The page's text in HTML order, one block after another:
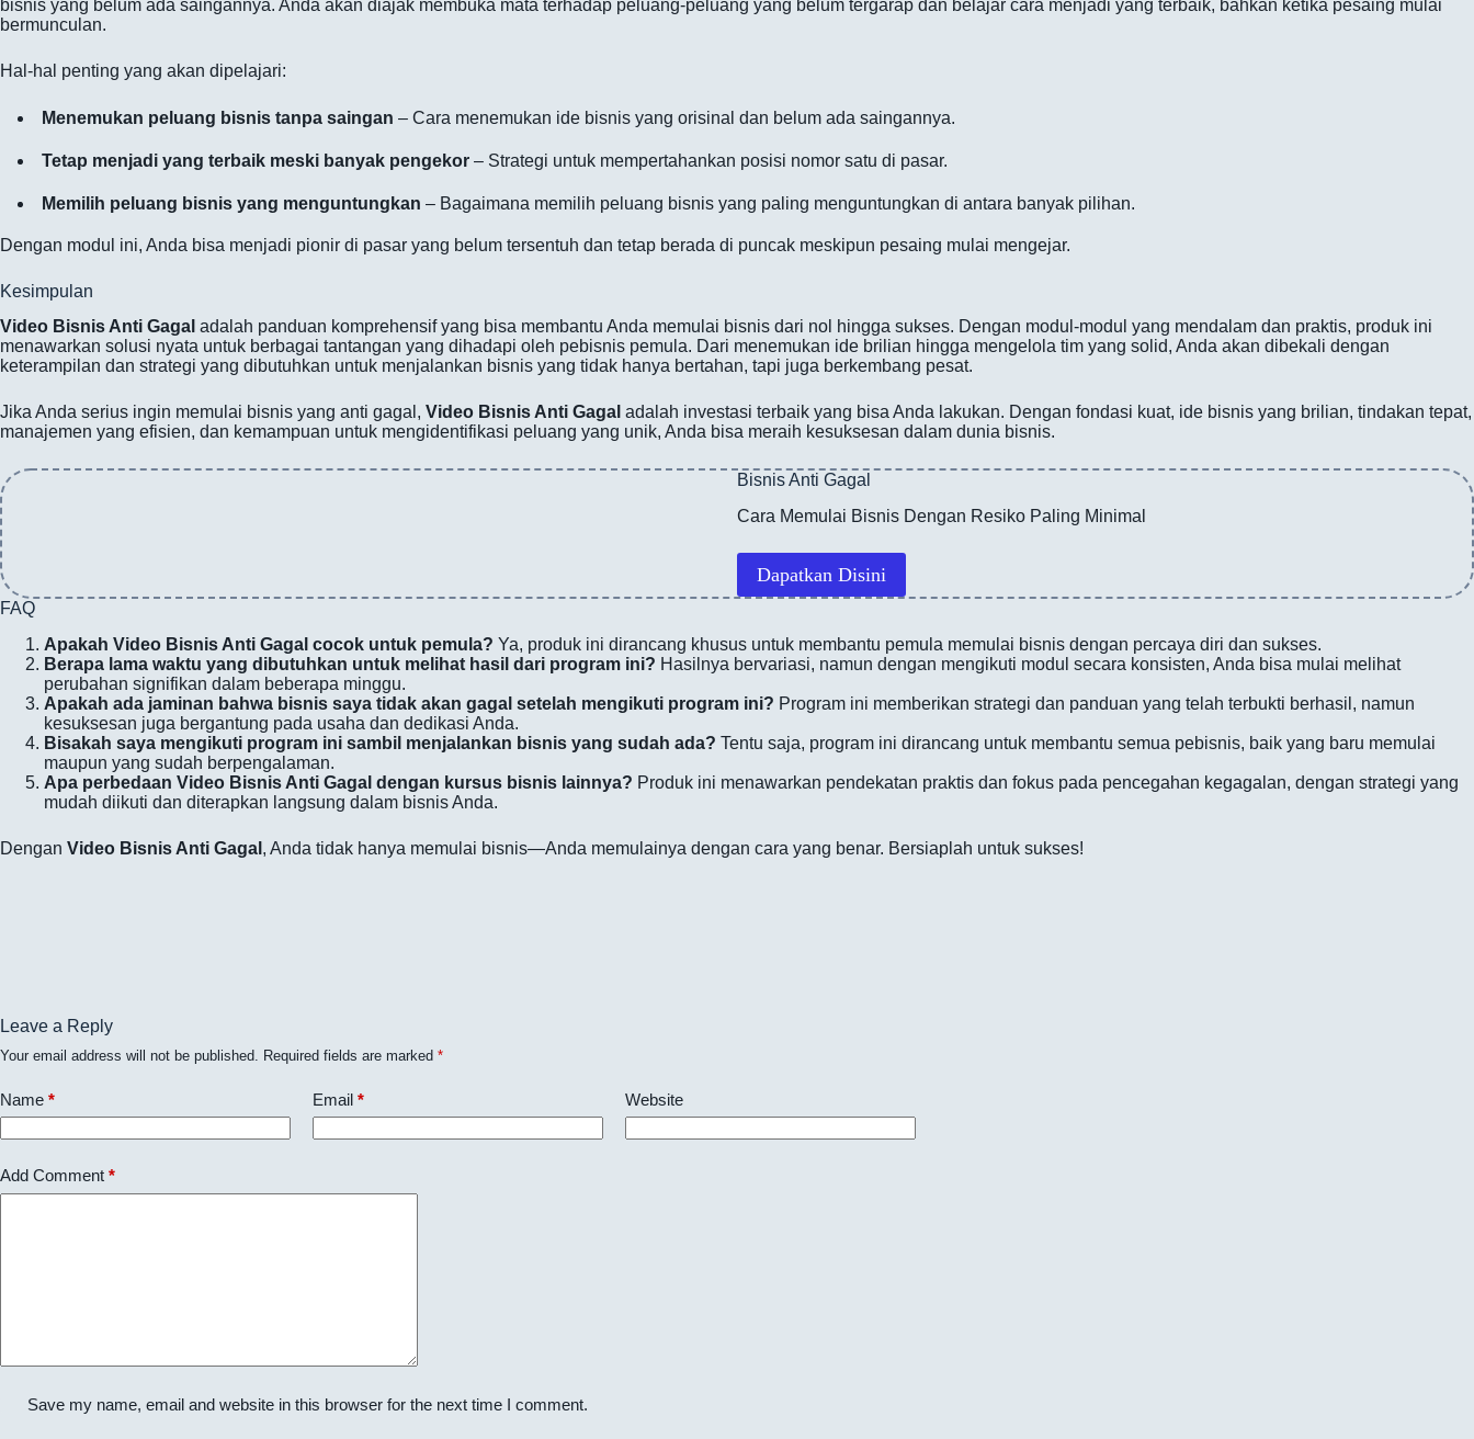
bisnis yang belum ada saingannya. Anda akan diajak membuka mata terhadap peluang-peluang yang belum tergarap dan belajar cara menjadi yang terbaik, bahkan ketika pesaing mulai
bermunculan.
Hal-hal penting yang akan dipelajari:
Menemukan peluang bisnis tanpa saingan – Cara menemukan ide bisnis yang orisinal dan belum ada saingannya.
Tetap menjadi yang terbaik meski banyak pengekor – Strategi untuk mempertahankan posisi nomor satu di pasar.
Memilih peluang bisnis yang menguntungkan – Bagaimana memilih peluang bisnis yang paling menguntungkan di antara banyak pilihan.
Dengan modul ini, Anda bisa menjadi pionir di pasar yang belum tersentuh dan tetap berada di puncak meskipun pesaing mulai mengejar.
Kesimpulan
Video Bisnis Anti Gagal adalah panduan komprehensif yang bisa membantu Anda memulai bisnis dari nol hingga sukses. Dengan modul-modul yang mendalam dan praktis, produk ini
menawarkan solusi nyata untuk berbagai tantangan yang dihadapi oleh pebisnis pemula. Dari menemukan ide brilian hingga mengelola tim yang solid, Anda akan dibekali dengan
keterampilan dan strategi yang dibutuhkan untuk menjalankan bisnis yang tidak hanya bertahan, tapi juga berkembang pesat.
Jika Anda serius ingin memulai bisnis yang anti gagal, Video Bisnis Anti Gagal adalah investasi terbaik yang bisa Anda lakukan. Dengan fondasi kuat, ide bisnis yang brilian, tindakan tepat,
manajemen yang efisien, dan kemampuan untuk mengidentifikasi peluang yang unik, Anda bisa meraih kesuksesan dalam dunia bisnis.
Bisnis Anti Gagal
Cara Memulai Bisnis Dengan Resiko Paling Minimal
Dapatkan Disini
FAQ
Apakah Video Bisnis Anti Gagal cocok untuk pemula? Ya, produk ini dirancang khusus untuk membantu pemula memulai bisnis dengan percaya diri dan sukses.
Berapa lama waktu yang dibutuhkan untuk melihat hasil dari program ini? Hasilnya bervariasi, namun dengan mengikuti modul secara konsisten, Anda bisa mulai melihat
perubahan signifikan dalam beberapa minggu.
Apakah ada jaminan bahwa bisnis saya tidak akan gagal setelah mengikuti program ini? Program ini memberikan strategi dan panduan yang telah terbukti berhasil, namun
kesuksesan juga bergantung pada usaha dan dedikasi Anda.
Bisakah saya mengikuti program ini sambil menjalankan bisnis yang sudah ada? Tentu saja, program ini dirancang untuk membantu semua pebisnis, baik yang baru memulai
maupun yang sudah berpengalaman.
Apa perbedaan Video Bisnis Anti Gagal dengan kursus bisnis lainnya? Produk ini menawarkan pendekatan praktis dan fokus pada pencegahan kegagalan, dengan strategi yang
mudah diikuti dan diterapkan langsung dalam bisnis Anda.
Dengan Video Bisnis Anti Gagal , Anda tidak hanya memulai bisnis—Anda memulainya dengan cara yang benar. Bersiaplah untuk sukses!
Leave a Reply
Your email address will not be published. Required fields are marked *
Name * Email * Website
Add Comment *
Save my name, email and website in this browser for the next time I comment.